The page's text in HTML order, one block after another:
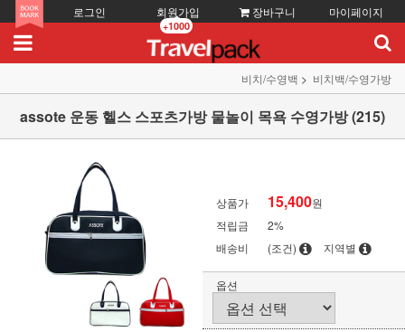
로그인 회원가입
+1000
장바구니 마이페이지
비치/수영백 비치백/수영가방
assote 운동 헬스 스포츠가방 물놀이 목욕 수영가방 (215)
상품가 15,400원
적립금
2%
배송비
(조건) 지역별
옵션